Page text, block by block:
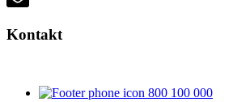
Kontakt
800 100 000